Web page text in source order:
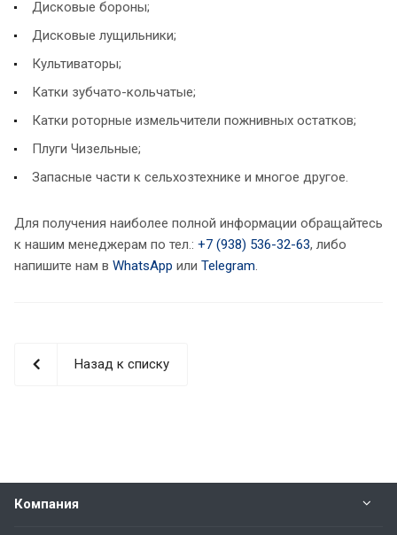
Дисковые бороны;
Дисковые лущильники;
Культиваторы;
Катки зубчато-кольчатые;
Катки роторные измельчители пожнивных остатков;
Плуги Чизельные;
Запасные части к сельхозтехнике и многое другое.
Для получения наиболее полной информации обращайтесь
к нашим менеджерам по тел.: +7 (938) 536-32-63, либо
напишите нам в WhatsApp или Telegram.
Назад к списку
Компания